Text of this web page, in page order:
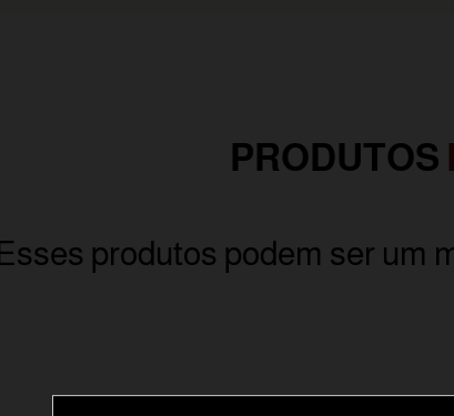
PRODUTOS
Esses produtos podem ser um